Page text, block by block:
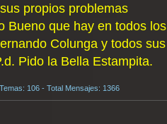
propios problemas
Bueno que hay en todos
Colunga y todos
Pido la Bella Estampita.
106 - Total Mensajes: 1366